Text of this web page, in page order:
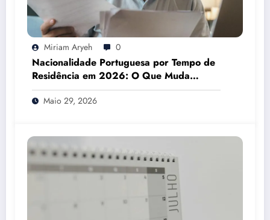
Miriam Aryeh 0
Nacionalidade Portuguesa por Tempo de
Residência em 2026: O Que Muda
Mesmo
Maio 29, 2026